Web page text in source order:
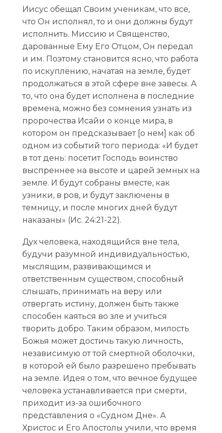
Иисус обещал Своим ученикам, что все,
что Он исполнял, то и они должны будут
исполнить. Миссию и Священство,
дарованные Ему Его Отцом, Он передал
и им. Поэтому становится ясно, что работа
по искуплению, начатая на земле, будет
продолжаться в этой сфере вне завесы. А
то, что она будет исполнена в последние
времена, можно без сомнения узнать из
пророчества Исайи о конце мира, в
котором он предсказывает [о нем] как об
одном из событий того периода: «И будет
в тот день: посетит Господь воинство
выспреннее на высоте и царей земных на
земле. И будут собраны вместе, как
узники, в ров, и будут заключены в
темницу, и после многих дней будут
наказаны» (Ис. 24:21-22).
Дух человека, находящийся вне тела,
будучи разумной индивидуальностью,
мыслящим, развивающимся и
ответственным существом, способный
слышать, принимать на веру или
отвергать истину, должен быть также
способен каяться во зле и учиться
творить добро. Таким образом, милость
Божья может достичь такую личность,
независимую от той смертной оболочки,
в которой ей было разрешено пребывать
на земле. Идея о том, что вечное будущее
человека устанавливается при смерти,
приходит из-за ошибочного
представления о «Судном Дне». А
Христос и Его Апостолы учили, что время